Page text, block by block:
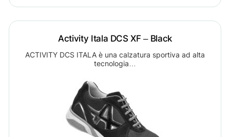
Activity Itala DCS XF – Black
ACTIVITY DCS ITALA è una calzatura sportiva ad alta
tecnologia…